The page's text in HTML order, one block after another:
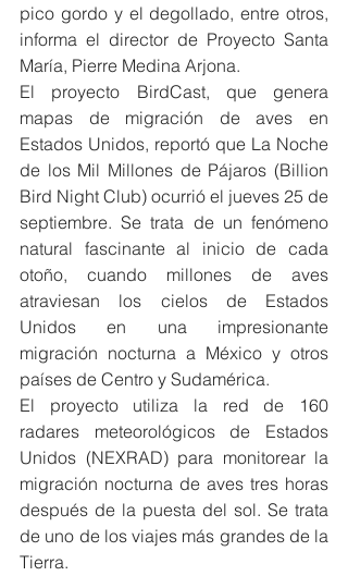
pico gordo y el degollado, entre otros,
informa el director de Proyecto Santa
María, Pierre Medina Arjona.
El proyecto BirdCast, que genera
mapas de migración de aves en
Estados Unidos, reportó que La Noche
de los Mil Millones de Pájaros (Billion
Bird Night Club) ocurrió el jueves 25 de
septiembre. Se trata de un fenómeno
natural fascinante al inicio de cada
otoño, cuando millones de aves
atraviesan los cielos de Estados
Unidos en una impresionante
migración nocturna a México y otros
países de Centro y Sudamérica.
El proyecto utiliza la red de 160
radares meteorológicos de Estados
Unidos (NEXRAD) para monitorear la
migración nocturna de aves tres horas
después de la puesta del sol. Se trata
de uno de los viajes más grandes de la
Tierra.